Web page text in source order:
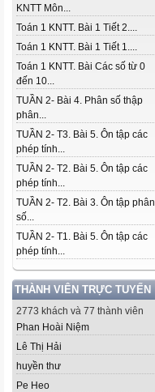
KNTT Môn...
Toán 1 KNTT. Bài 1 Tiết 2....
Toán 1 KNTT. Bài 1 Tiết 1....
Toán 1 KNTT. Bài Các số từ 0
đến 10...
TUẦN 2- Bài 4. Phân số thập
phân...
TUẦN 2- T3. Bài 5. Ôn tập các
phép tính...
TUẦN 2- T2. Bài 5. Ôn tập các
phép tính...
TUẦN 2- T2. Bài 3. Ôn tập phân
số...
TUẦN 2- T1. Bài 5. Ôn tập các
phép tính...
THÀNH VIÊN TRỰC TUYẾN
2773 khách và 77 thành viên
Phan Hoài Niệm
Lê Thị Hải
huyền thư
Pe Heo